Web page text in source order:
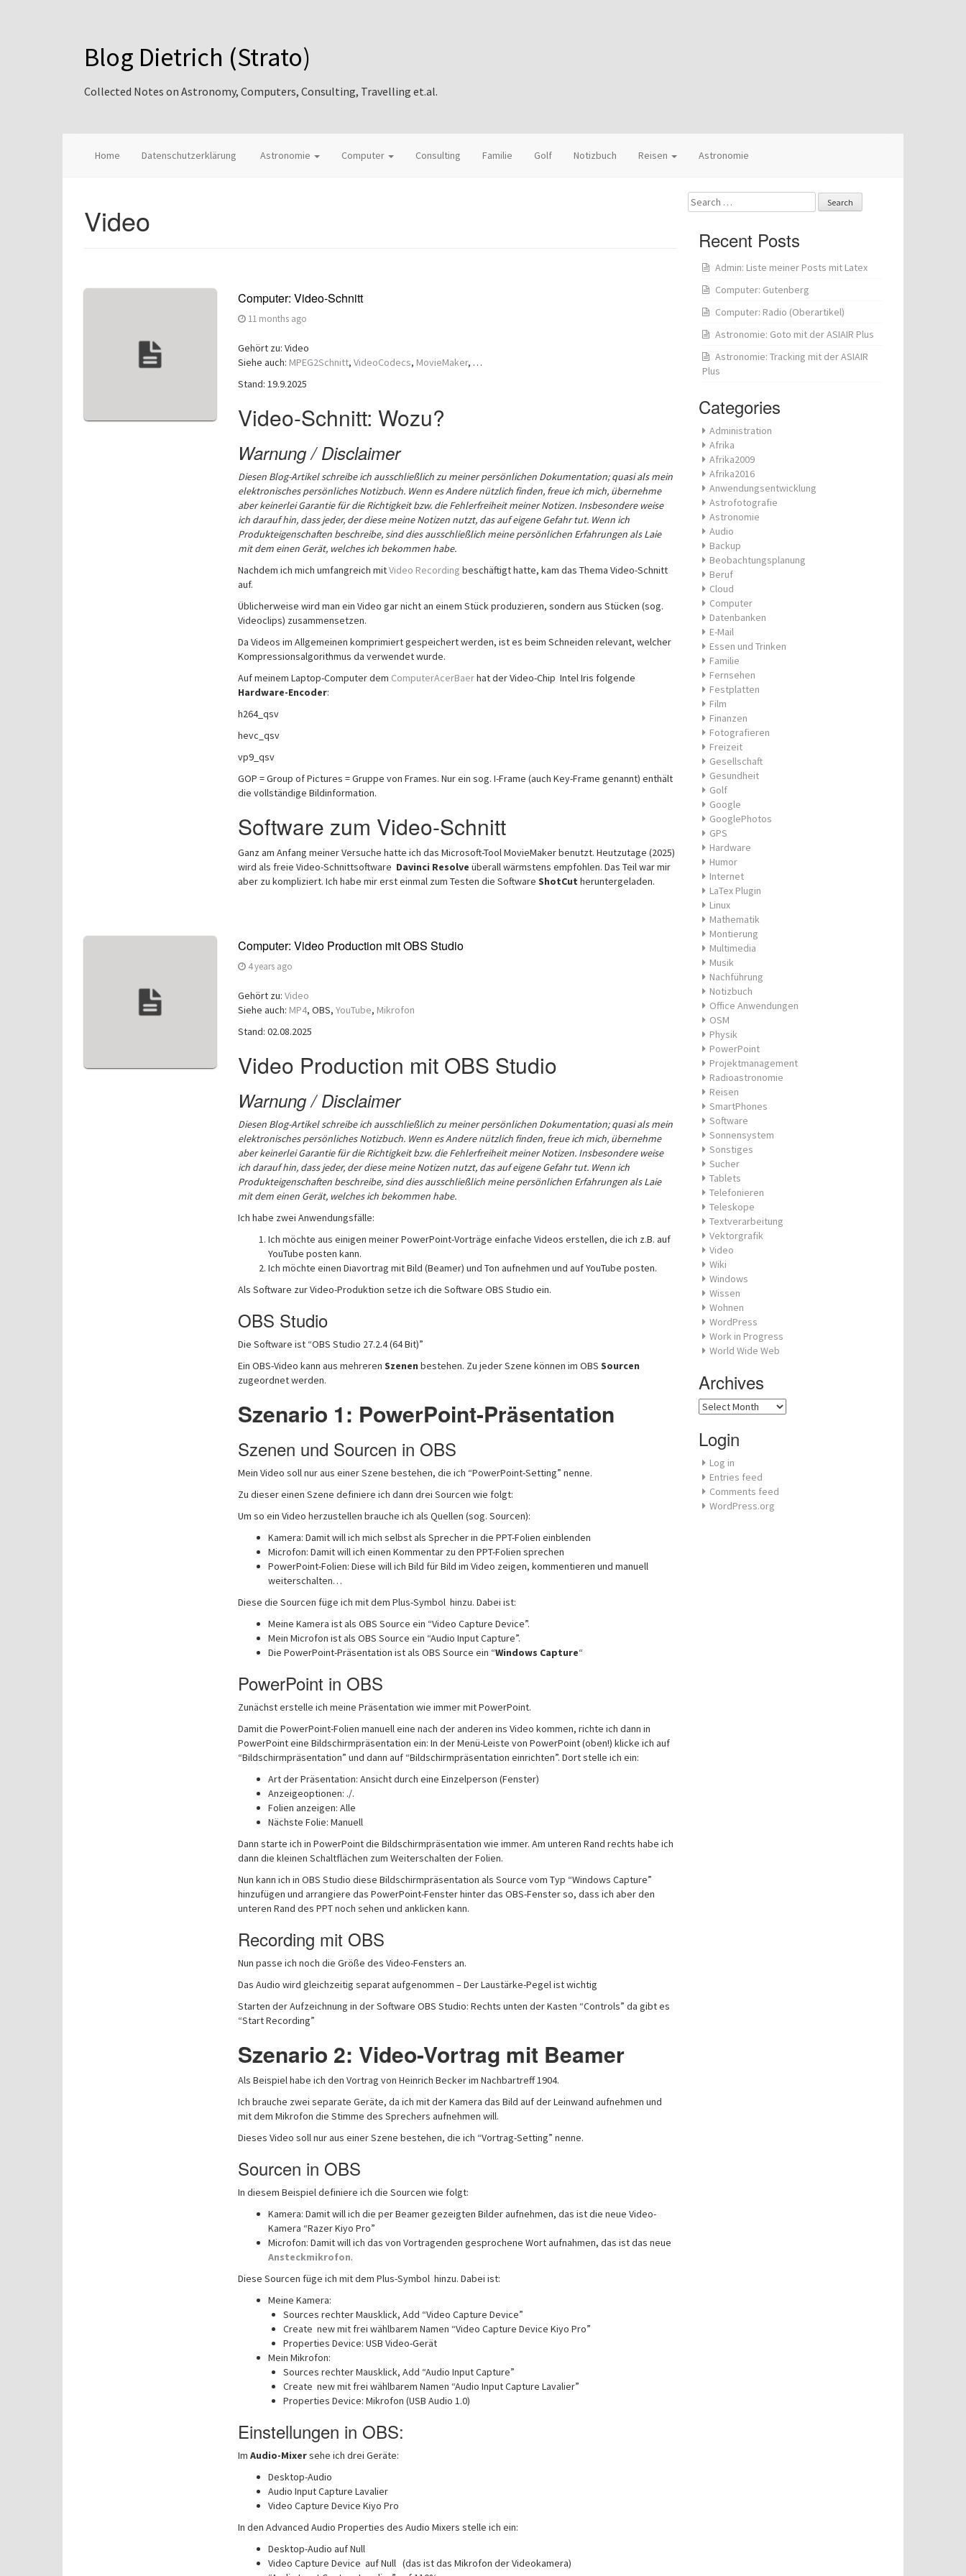
Blog Dietrich (Strato)
Collected Notes on Astronomy, Computers, Consulting, Travelling et.al.
Home Datenschutzerklärung Astronomie Computer Consulting Familie Golf Notizbuch Reisen Astronomie
Video
Computer: Video-Schnitt
11 months ago
Gehört zu: Video
Siehe auch: MPEG2Schnitt, VideoCodecs, MovieMaker, …
Stand: 19.9.2025
Video-Schnitt: Wozu?
Warnung / Disclaimer
Diesen Blog-Artikel schreibe ich ausschließlich zu meiner persönlichen Dokumentation; quasi als mein
elektronisches persönliches Notizbuch. Wenn es Andere nützlich finden, freue ich mich, übernehme
aber keinerlei Garantie für die Richtigkeit bzw. die Fehlerfreiheit meiner Notizen. Insbesondere weise
ich darauf hin, dass jeder, der diese meine Notizen nutzt, das auf eigene Gefahr tut. Wenn ich
Produkteigenschaften beschreibe, sind dies ausschließlich meine persönlichen Erfahrungen als Laie
mit dem einen Gerät, welches ich bekommen habe.
Nachdem ich mich umfangreich mitVideo Recording beschäftigt hatte, kam das Thema Video-Schnitt
auf.
Üblicherweise wird man ein Video gar nicht an einem Stück produzieren, sondern aus Stücken (sog.
Videoclips) zusammensetzen.
Da Videos im Allgemeinen komprimiert gespeichert werden, ist es beim Schneiden relevant, welcher
Kompressionsalgorithmus da verwendet wurde.
Auf meinem Laptop-Computer dem ComputerAcerBaerhat der Video-Chip Intel Iris folgende
Hardware-Encoder:
h264_qsv
hevc_qsv
vp9_qsv
GOP = Group of Pictures = Gruppe von Frames. Nur ein sog. I-Frame (auch Key-Frame genannt) enthält
die vollständige Bildinformation.
Software zum Video-Schnitt
Ganz am Anfang meiner Versuche hatte ich das Microsoft-Tool MovieMaker benutzt. Heutzutage (2025)
wird als freie Video-Schnittsoftware Davinci Resolve überall wärmstens empfohlen. Das Teil war mir
aber zu kompliziert. Ich habe mir erst einmal zum Testen die Software ShotCut heruntergeladen.
Computer: Video Production mit OBS Studio
4 years ago
Gehört zu: Video
Siehe auch: MP4, OBS, YouTube, Mikrofon
Stand: 02.08.2025
Video Production mit OBS Studio
Warnung / Disclaimer
Diesen Blog-Artikel schreibe ich ausschließlich zu meiner persönlichen Dokumentation; quasi als mein
elektronisches persönliches Notizbuch. Wenn es Andere nützlich finden, freue ich mich, übernehme
aber keinerlei Garantie für die Richtigkeit bzw. die Fehlerfreiheit meiner Notizen. Insbesondere weise
ich darauf hin, dass jeder, der diese meine Notizen nutzt, das auf eigene Gefahr tut. Wenn ich
Produkteigenschaften beschreibe, sind dies ausschließlich meine persönlichen Erfahrungen als Laie
mit dem einen Gerät, welches ich bekommen habe.
Ich habe zwei Anwendungsfälle:
Ich möchte aus einigen meiner PowerPoint-Vorträge einfache Videos erstellen, die ich z.B. auf
YouTube posten kann.
Ich möchte einen Diavortrag mit Bild (Beamer) und Ton aufnehmen und auf YouTube posten.
Als Software zur Video-Produktion setze ich die Software OBS Studio ein.
OBS Studio
Die Software ist “OBS Studio 27.2.4 (64 Bit)”
Ein OBS-Video kann aus mehreren Szenen bestehen. Zu jeder Szene können im OBS Sourcen
zugeordnet werden.
Szenario 1: PowerPoint-Präsentation
Szenen und Sourcen in OBS
Mein Video soll nur aus einer Szene bestehen, die ich “PowerPoint-Setting” nenne.
Zu dieser einen Szene definiere ich dann drei Sourcen wie folgt:
Um so ein Video herzustellen brauche ich als Quellen (sog. Sourcen):
Kamera: Damit will ich mich selbst als Sprecher in die PPT-Folien einblenden
Microfon: Damit will ich einen Kommentar zu den PPT-Folien sprechen
PowerPoint-Folien: Diese will ich Bild für Bild im Video zeigen, kommentieren und manuell
weiterschalten…
Diese die Sourcen füge ich mit dem Plus-Symbol hinzu. Dabei ist:
Meine Kamera ist als OBS Source ein “Video Capture Device”.
Mein Microfon ist als OBS Source ein “Audio Input Capture”.
Die PowerPoint-Präsentation ist als OBS Source ein “Windows Capture“
PowerPoint in OBS
Zunächst erstelle ich meine Präsentation wie immer mit PowerPoint.
Damit die PowerPoint-Folien manuell eine nach der anderen ins Video kommen, richte ich dann in
PowerPoint eine Bildschirmpräsentation ein: In der Menü-Leiste von PowerPoint (oben!) klicke ich auf
“Bildschirmpräsentation” und dann auf “Bildschirmpräsentation einrichten”. Dort stelle ich ein:
Art der Präsentation: Ansicht durch eine Einzelperson (Fenster)
Anzeigeoptionen: ./.
Folien anzeigen: Alle
Nächste Folie: Manuell
Dann starte ich in PowerPoint die Bildschirmpräsentation wie immer. Am unteren Rand rechts habe ich
dann die kleinen Schaltflächen zum Weiterschalten der Folien.
Nun kann ich in OBS Studio diese Bildschirmpräsentation als Source vom Typ “Windows Capture”
hinzufügen und arrangiere das PowerPoint-Fenster hinter das OBS-Fenster so, dass ich aber den
unteren Rand des PPT noch sehen und anklicken kann.
Recording mit OBS
Nun passe ich noch die Größe des Video-Fensters an.
Das Audio wird gleichzeitig separat aufgenommen – Der Laustärke-Pegel ist wichtig
Starten der Aufzeichnung in der Software OBS Studio: Rechts unten der Kasten “Controls” da gibt es
“Start Recording”
Szenario 2: Video-Vortrag mit Beamer
Als Beispiel habe ich den Vortrag von Heinrich Becker im Nachbartreff 1904.
Ich brauche zwei separate Geräte, da ich mit der Kamera das Bild auf der Leinwand aufnehmen und
mit dem Mikrofon die Stimme des Sprechers aufnehmen will.
Dieses Video soll nur aus einer Szene bestehen, die ich “Vortrag-Setting” nenne.
Sourcen in OBS
In diesem Beispiel definiere ich die Sourcen wie folgt:
Kamera: Damit will ich die per Beamer gezeigten Bilder aufnehmen, das ist die neue Video-
Kamera “Razer Kiyo Pro”
Microfon: Damit will ich das von Vortragenden gesprochene Wort aufnahmen, das ist das neue
Ansteckmikrofon.
Diese Sourcen füge ich mit dem Plus-Symbol hinzu. Dabei ist:
Meine Kamera:
Sources rechter Mausklick, Add “Video Capture Device”
Create new mit frei wählbarem Namen “Video Capture Device Kiyo Pro”
Properties Device: USB Video-Gerät
Mein Mikrofon:
Sources rechter Mausklick, Add “Audio Input Capture”
Create new mit frei wählbarem Namen “Audio Input Capture Lavalier”
Properties Device: Mikrofon (USB Audio 1.0)
Einstellungen in OBS:
Im Audio-Mixersehe ich drei Geräte:
Desktop-Audio
Audio Input Capture Lavalier
Video Capture Device Kiyo Pro
In den Advanced Audio Properties des Audio Mixers stelle ich ein:
Desktop-Audio auf Null
Video Capture Device auf Null (das ist das Mikrofon der Videokamera)
Search
for:
Recent Posts
Admin: Liste meiner Posts mit Latex
Computer: Gutenberg
Computer: Radio (Oberartikel)
Astronomie: Goto mit der ASIAIR Plus
Astronomie: Tracking mit der ASIAIR
Plus
Categories
Administration
Afrika
Afrika2009
Afrika2016
Anwendungsentwicklung
Astrofotografie
Astronomie
Audio
Backup
Beobachtungsplanung
Beruf
Cloud
Computer
Datenbanken
E-Mail
Essen und Trinken
Familie
Fernsehen
Festplatten
Film
Finanzen
Fotografieren
Freizeit
Gesellschaft
Gesundheit
Golf
Google
GooglePhotos
GPS
Hardware
Humor
Internet
LaTex Plugin
Linux
Mathematik
Montierung
Multimedia
Musik
Nachführung
Notizbuch
Office Anwendungen
OSM
Physik
PowerPoint
Projektmanagement
Radioastronomie
Reisen
SmartPhones
Software
Sonnensystem
Sonstiges
Sucher
Tablets
Telefonieren
Teleskope
Textverarbeitung
Vektorgrafik
Video
Wiki
Windows
Wissen
Wohnen
WordPress
Work in Progress
World Wide Web
Archives
Archives
Login
Log in
Entries feed
Comments feed
WordPress.org